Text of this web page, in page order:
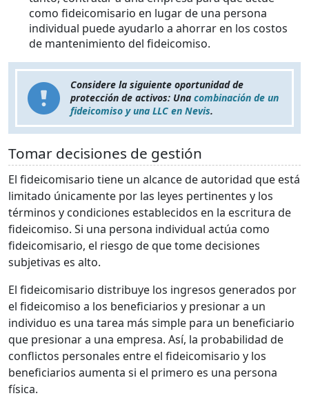
como fideicomisario en lugar de una persona
individual puede ayudarlo a ahorrar en los costos
de mantenimiento del fideicomiso.
Considere la siguiente oportunidad de
protección de activos: Una combinación de un
fideicomiso y una LLC en Nevis.
Tomar decisiones de gestión
El fideicomisario tiene un alcance de autoridad que está
limitado únicamente por las leyes pertinentes y los
términos y condiciones establecidos en la escritura de
fideicomiso. Si una persona individual actúa como
fideicomisario, el riesgo de que tome decisiones
subjetivas es alto.
El fideicomisario distribuye los ingresos generados por
el fideicomiso a los beneficiarios y presionar a un
individuo es una tarea más simple para un beneficiario
que presionar a una empresa. Así, la probabilidad de
conflictos personales entre el fideicomisario y los
beneficiarios aumenta si el primero es una persona
física.